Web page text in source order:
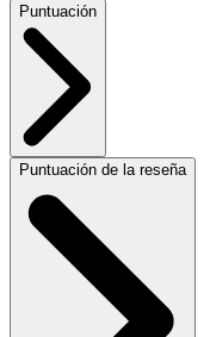
Puntuación
Puntuación de la reseña